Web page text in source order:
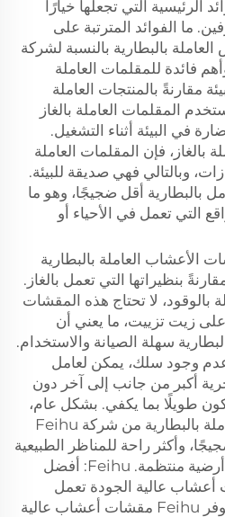
الرئيسية التي تجعلها خيارًا
ما الفوائد المترتبة على
بالبطارية بالنسبة لشركة
فائدة للمقلمات العاملة
مقارنةً بالمنتجات العاملة
المقلمات العاملة بالغاز
في البيئة أثناء التشغيل.
فإن المقلمات العاملة
وبالتالي فهي صديقة للبيئة.
بالبطارية أقل ضجيجًا، وهو ما
التي تعمل في الأحياء أو
الأعشاب العاملة بالبطارية
بنظيراتها التي تعمل بالغاز.
لا تحتاج هذه المقشات
زيت تزييت، ما يعني أن
سهلة الصيانة والاستخدام.
وجود سلك، يمكن لعامل
أكبر من جانب إلى آخر دون
طويلًا بما يكفي. بشكل عام،
تمثل مقشات الأعشاب العاملة بالبطارية من شركة Feihu
وأكثر راحة للمناظر الطبيعية
التجارية التي تتطلب صيانة أرضية منتظمة. Feihu: أفضل
عالية الجودة تعمل
بالبطارية وبأسعار الجملة. توفر Feihu مقشات أعشاب عالية